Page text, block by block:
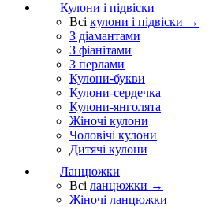
Кулони і підвіски
Всі кулони і підвіски →
З діамантами
З фіанітами
З перлами
Кулони-букви
Кулони-сердечка
Кулони-янголята
Жіночі кулони
Чоловічі кулони
Дитячі кулони
Ланцюжки
Всі ланцюжки →
Жіночі ланцюжки